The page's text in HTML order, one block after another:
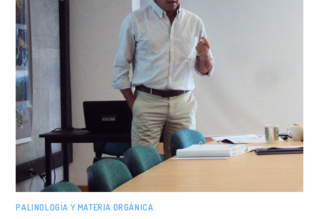
PALINOLOGÍA Y MATERIA ORGÁNICA